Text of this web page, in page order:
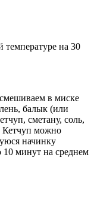
температуре на 30
в миске
балык (или
сметану, соль,
Кетчуп можно
начинку
10 минут на среднем